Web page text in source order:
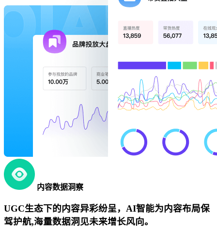
内容数据洞察
UGC生态下的内容异彩纷呈，AI智能为内容布局保
驾护航,海量数据洞见未来增长风向。